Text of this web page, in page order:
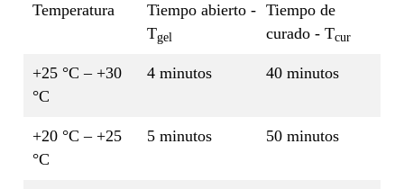
Temperatura
Tiempo abierto -
Tgel
Tiempo de
curado - Tcur
+25 °C – +30
°C
4 minutos 40 minutos
+20 °C – +25
°C
5 minutos 50 minutos